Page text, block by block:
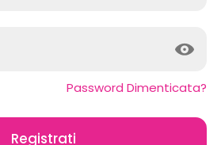
Password Dimenticata?
Registrati